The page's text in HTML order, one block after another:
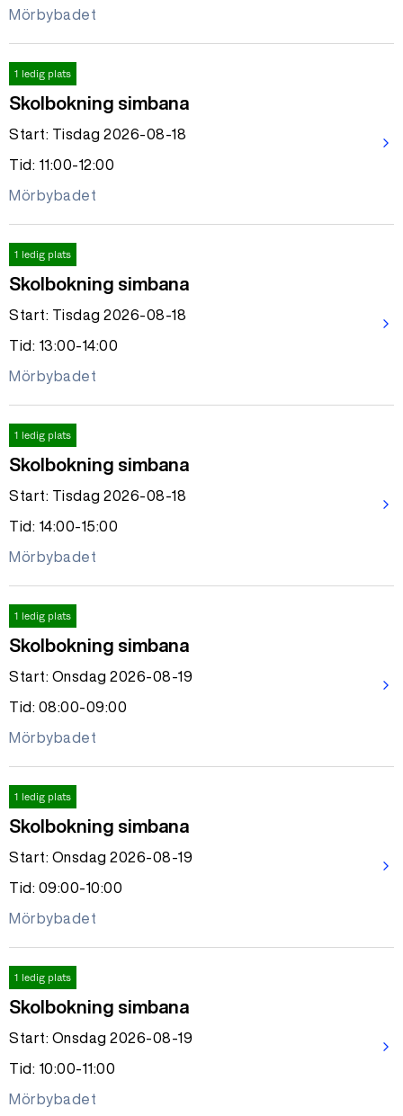
Mörbybadet
1 ledig plats
Skolbokning simbana
Start: Tisdag 2026-08-18
Tid: 11:00-12:00
Mörbybadet
arrow_forward_ios
1 ledig plats
Skolbokning simbana
Start: Tisdag 2026-08-18
Tid: 13:00-14:00
Mörbybadet
arrow_forward_ios
1 ledig plats
Skolbokning simbana
Start: Tisdag 2026-08-18
Tid: 14:00-15:00
Mörbybadet
arrow_forward_ios
1 ledig plats
Skolbokning simbana
Start: Onsdag 2026-08-19
Tid: 08:00-09:00
Mörbybadet
arrow_forward_ios
1 ledig plats
Skolbokning simbana
Start: Onsdag 2026-08-19
Tid: 09:00-10:00
Mörbybadet
arrow_forward_ios
1 ledig plats
Skolbokning simbana
Start: Onsdag 2026-08-19
Tid: 10:00-11:00
Mörbybadet
arrow_forward_ios